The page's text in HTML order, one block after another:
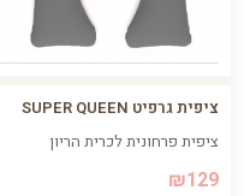
ציפית גרפיט SUPER QUEEN
ציפית פרחונית לכרית הריון
₪129